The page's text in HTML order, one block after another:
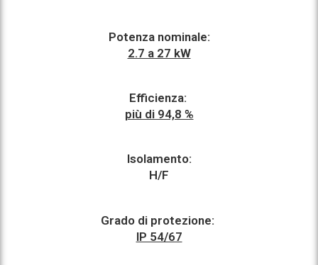
Potenza nominale:
2.7 a 27 kW
Efficienza:
più di 94,8 %
Isolamento:
H/F
Grado di protezione:
IP 54/67